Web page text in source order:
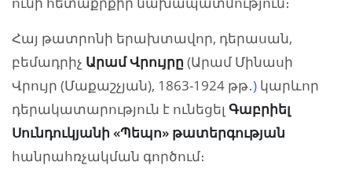
Հայ թատրոնի երախտավոր, դերասան,
բեմադրիչ Արամ Վրույրը (Արամ Մինասի
Վրույր (Մաքաշչյան), 1863-1924 թթ․) կարևոր
դերակատարություն է ունեցել Գաբրիել
Սունդուկյանի «Պեպո» թատերգության
հանրահռչակման գործում։